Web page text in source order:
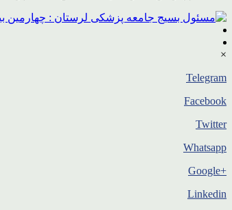
×
Telegram
Facebook
Twitter
Whatsapp
+Google
Linkedin